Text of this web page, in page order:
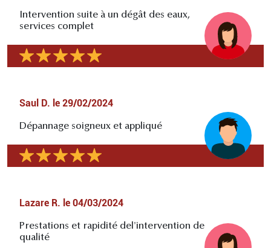
Intervention suite à un dégât des eaux,
services complet
Saul D. le 29/02/2024
Dépannage soigneux et appliqué
Lazare R. le 04/03/2024
Prestations et rapidité del'intervention de
qualité